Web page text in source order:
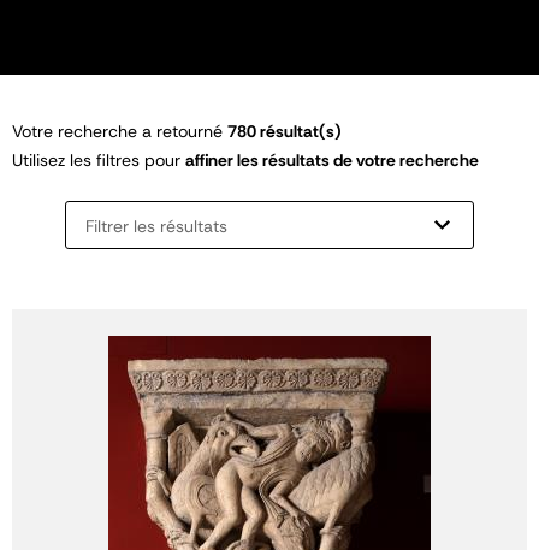
Votre recherche a retourné 780 résultat(s)
Utilisez les filtres pour affiner les résultats de votre recherche
Filtrer les résultats